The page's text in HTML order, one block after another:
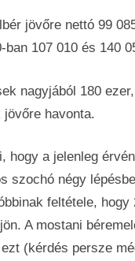
jövőre nettó 99
ban 107 010 és 140
nagyjából 180
jövőre havonta.
hogy a jelenleg
szochó négy
feltétele,
A mostani
(kérdés persze